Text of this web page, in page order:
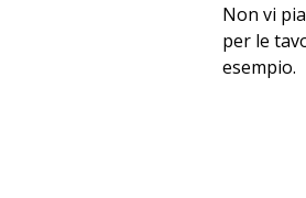
Non vi
per le
esempio.